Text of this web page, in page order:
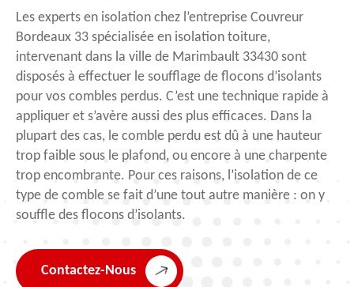
Les experts en isolation chez l’entreprise Couvreur
Bordeaux 33 spécialisée en isolation toiture,
intervenant dans la ville de Marimbault 33430 sont
disposés à effectuer le soufflage de flocons d’isolants
pour vos combles perdus. C’est une technique rapide à
appliquer et s’avère aussi des plus efficaces. Dans la
plupart des cas, le comble perdu est dû à une hauteur
trop faible sous le plafond, ou encore à une charpente
trop encombrante. Pour ces raisons, l’isolation de ce
type de comble se fait d’une tout autre manière : on y
souffle des flocons d’isolants.
Contactez-Nous